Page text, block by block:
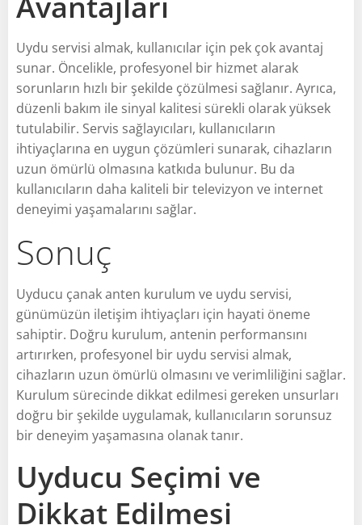
Uydu servisi almak, kullanıcılar için pek çok avantaj
sunar. Öncelikle, profesyonel bir hizmet alarak
sorunların hızlı bir şekilde çözülmesi sağlanır. Ayrıca,
düzenli bakım ile sinyal kalitesi sürekli olarak yüksek
tutulabilir. Servis sağlayıcıları, kullanıcıların
ihtiyaçlarına en uygun çözümleri sunarak, cihazların
uzun ömürlü olmasına katkıda bulunur. Bu da
kullanıcıların daha kaliteli bir televizyon ve internet
deneyimi yaşamalarını sağlar.
Sonuç
Uyducu çanak anten kurulum ve uydu servisi,
günümüzün iletişim ihtiyaçları için hayati öneme
sahiptir. Doğru kurulum, antenin performansını
artırırken, profesyonel bir uydu servisi almak,
cihazların uzun ömürlü olmasını ve verimliliğini sağlar.
Kurulum sürecinde dikkat edilmesi gereken unsurları
doğru bir şekilde uygulamak, kullanıcıların sorunsuz
bir deneyim yaşamasına olanak tanır.
Uyducu Seçimi ve
Dikkat Edilmesi